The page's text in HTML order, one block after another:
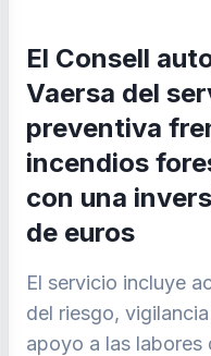
El Consell
Vaersa del
preventiva
incendios
con una
de euros
El servicio incluye
del riesgo,
apoyo a las labores